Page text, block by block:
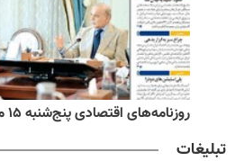
روزنامه‌های اقتصادی پنج‌شنبه ۱۵ مرداد ۱۴۰۵
تبلیغات